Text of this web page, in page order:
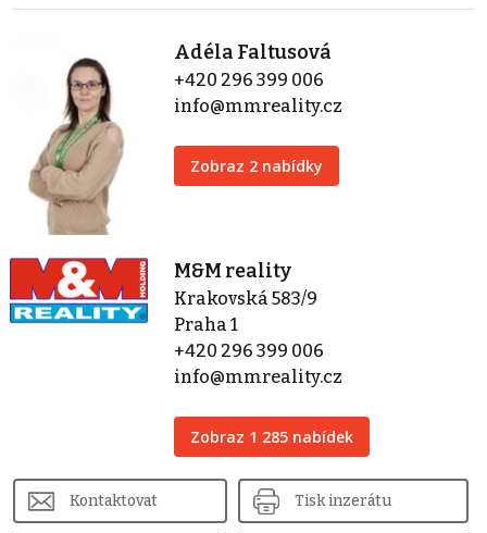
Adéla Faltusová
+420 296 399 006
info@mmreality.cz
Zobraz 2 nabídky
M&M reality
Krakovská 583/9
Praha 1
+420 296 399 006
info@mmreality.cz
Zobraz 1 285 nabídek
Kontaktovat Tisk inzerátu